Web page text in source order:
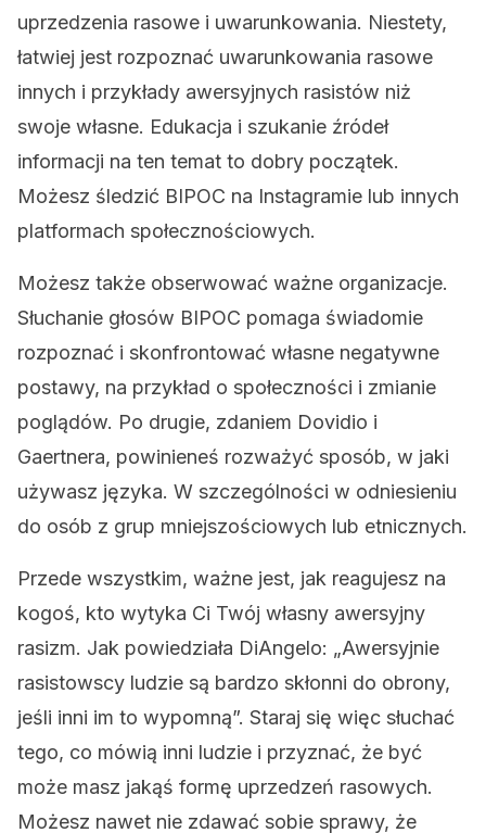
uprzedzenia rasowe i uwarunkowania. Niestety,
łatwiej jest rozpoznać uwarunkowania rasowe
innych i przykłady awersyjnych rasistów niż
swoje własne. Edukacja i szukanie źródeł
informacji na ten temat to dobry początek.
Możesz śledzić BIPOC na Instagramie lub innych
platformach społecznościowych.
Możesz także obserwować ważne organizacje.
Słuchanie głosów BIPOC pomaga świadomie
rozpoznać i skonfrontować własne negatywne
postawy, na przykład o społeczności i zmianie
poglądów. Po drugie, zdaniem Dovidio i
Gaertnera, powinieneś rozważyć sposób, w jaki
używasz języka. W szczególności w odniesieniu
do osób z grup mniejszościowych lub etnicznych.
Przede wszystkim, ważne jest, jak reagujesz na
kogoś, kto wytyka Ci Twój własny awersyjny
rasizm. Jak powiedziała DiAngelo: „Awersyjnie
rasistowscy ludzie są bardzo skłonni do obrony,
jeśli inni im to wypomną”. Staraj się więc słuchać
tego, co mówią inni ludzie i przyznać, że być
może masz jakąś formę uprzedzeń rasowych.
Możesz nawet nie zdawać sobie sprawy, że